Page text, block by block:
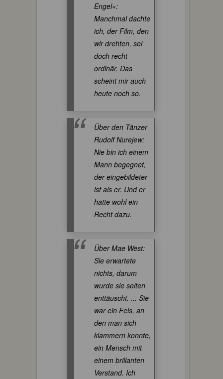
Engel«:
Manchmal dachte
ich, der Film, den
wir drehten, sei
doch recht
ordinär. Das
scheint mir auch
heute noch so.
Über den Tänzer
Rudolf Nurejew:
Nie bin ich einem
Mann begegnet,
der eingebildeter
ist als er. Und er
hatte wohl ein
Recht dazu.
Über Mae West:
Sie erwartete
nichts, darum
wurde sie selten
enttäuscht. ... Sie
war ein Fels, an
den man sich
klammern konnte,
ein Mensch mit
einem brillanten
Verstand. Ich